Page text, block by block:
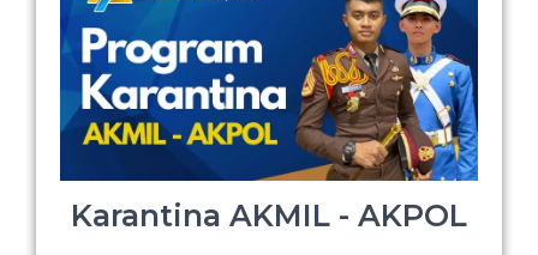
Karantina AKMIL - AKPOL